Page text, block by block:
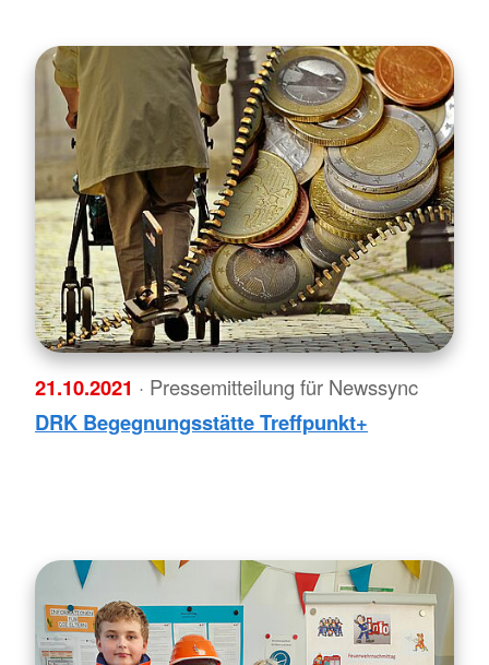
21.10.2021 · Pressemitteilung für Newssync
DRK Begegnungsstätte Treffpunkt+